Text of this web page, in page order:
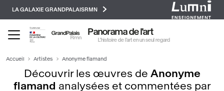
principal
LA GALAXIE GRANDPALAISRMN
Panorama de l'art
L’histoire de l’art en un seul regard
Accueil Artistes Anonyme flamand
Découvrir les œuvres de Anonyme
flamand analysées et commentées par